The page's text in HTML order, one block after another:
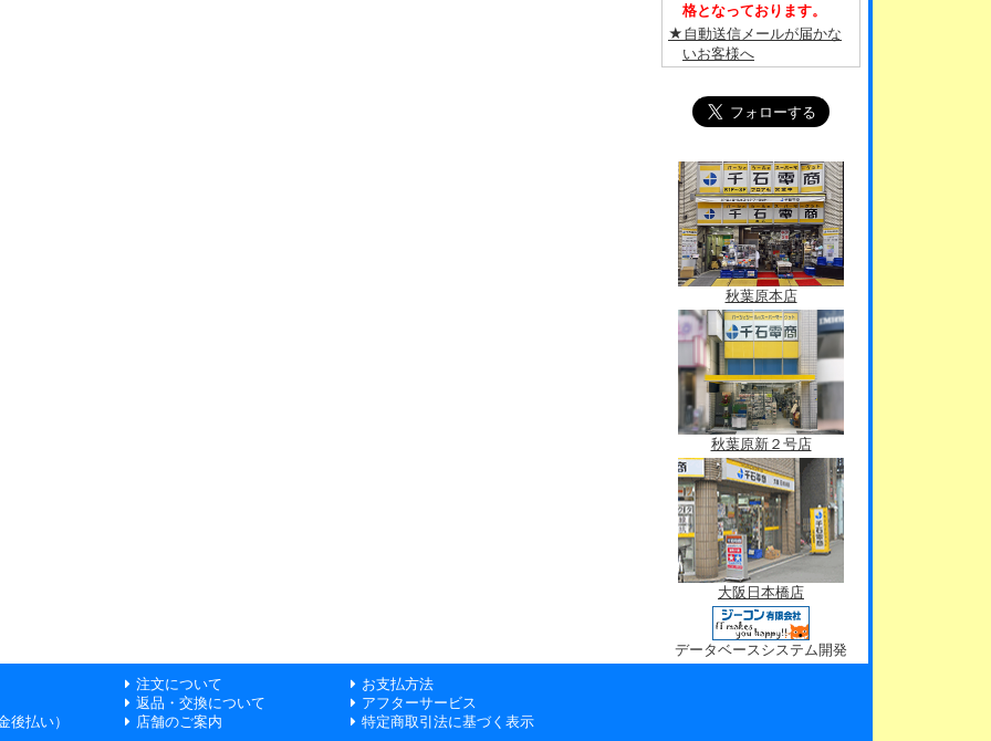
格となっております。
★自動送信メールが届かな
いお客様へ
秋葉原本店
秋葉原新２号店
大阪日本橋店
データベースシステム開発
注文について
お支払方法
返品・交換について
アフターサービス
後払い）
店舗のご案内
特定商取引法に基づく表示